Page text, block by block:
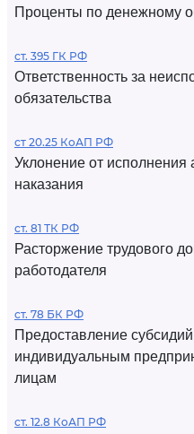
Проценты по денежному
ст. 395 ГК РФ
Ответственность за
обязательства
ст 20.25 КоАП РФ
Уклонение от исполнения
наказания
ст. 81 ТК РФ
Расторжение трудового
работодателя
ст. 78 БК РФ
Предоставление
индивидуальным
лицам
ст. 12.8 КоАП РФ